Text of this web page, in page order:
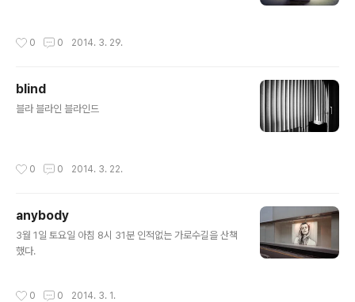
0 0 2014. 3. 29.
blind
블라 블라인 블라인드
0 0 2014. 3. 22.
anybody
3월 1일 토요일 아침 8시 31분 인적없는 가로수길을 산책
했다.
0 0 2014. 3. 1.